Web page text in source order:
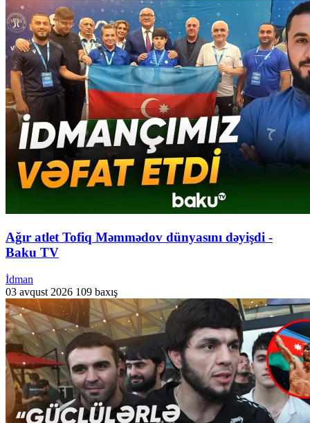
Ağır atlet Tofiq Məmmədov dünyasını dəyişdi -
Baku TV
İdman
03 avqust 2026 109 baxış